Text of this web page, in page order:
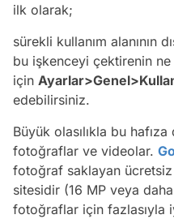
ilk olarak;
sürekli kullanım alanının
bu işkenceyi çektirenin
için
edebilirsiniz.
Büyük olasılıkla bu
fotoğraflar ve videolar.
fotoğraf saklayan
sitesidir (16 MP veya
fotoğraflar için fazlasıyla